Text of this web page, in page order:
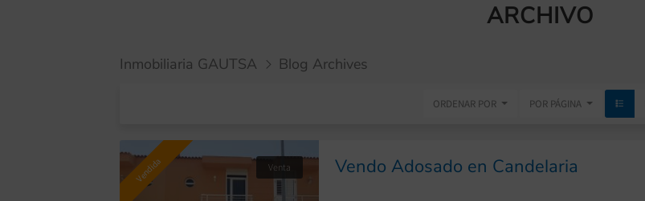
ARCHIVO
Inmobiliaria GAUTSA Blog Archives
ORDENAR POR POR PÁGINA
Vendida Venta Vendo Adosado en Candelaria